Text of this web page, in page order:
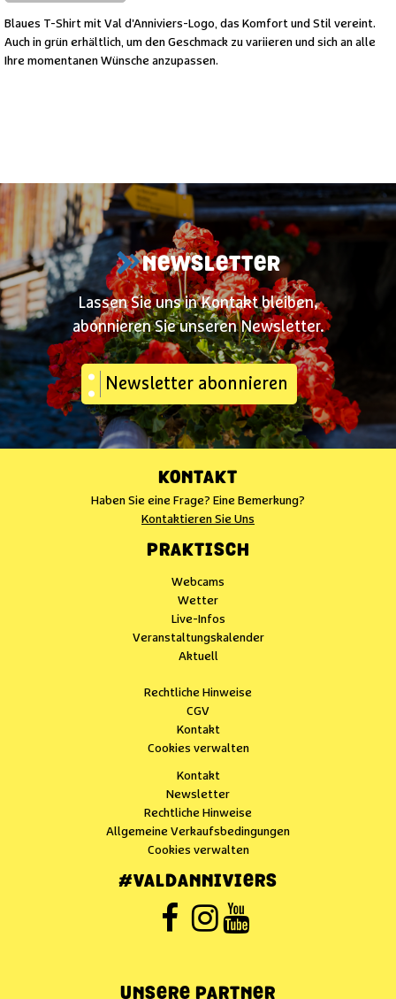
Blaues T-Shirt mit Val d'Anniviers-Logo, das Komfort und Stil vereint.
Auch in grün erhältlich, um den Geschmack zu variieren und sich an alle
Ihre momentanen Wünsche anzupassen.
NEWSLETTER
Lassen Sie uns in Kontakt bleiben,
abonnieren Sie unseren Newsletter.
Newsletter abonnieren
KONTAKT
Haben Sie eine Frage? Eine Bemerkung?
Kontaktieren Sie Uns
PRAKTISCH
Webcams
Wetter
Live-Infos
Veranstaltungskalender
Aktuell
Rechtliche Hinweise
CGV
Kontakt
Cookies verwalten
Kontakt
Newsletter
Rechtliche Hinweise
Allgemeine Verkaufsbedingungen
Cookies verwalten
#VALDANNIVIERS
UNSERE PARTNER